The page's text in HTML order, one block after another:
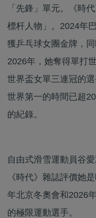
「先鋒」單元。《時
標杆人物」。2024年
獲乒乓球女團金牌，
2026年，她奪得單打
世界盃女單三連冠的
世界第一的時間已超
的紀錄。
自由式滑雪運動員谷
《時代》雜誌評價她
年北京冬奧會和2026
的極限運動選手。